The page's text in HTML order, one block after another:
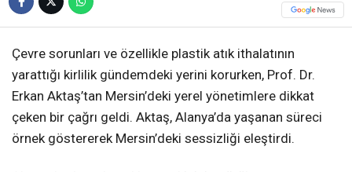
Çevre sorunları ve özellikle plastik atık ithalatının
yarattığı kirlilik gündemdeki yerini korurken, Prof. Dr.
Erkan Aktaş’tan Mersin’deki yerel yönetimlere dikkat
çeken bir çağrı geldi. Aktaş, Alanya’da yaşanan süreci
örnek göstererek Mersin’deki sessizliği eleştirdi.